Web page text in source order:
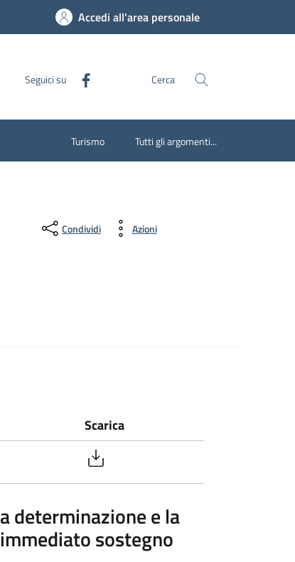
Accedi all'area personale
Seguici su Cerca
Turismo Tutti gli argomenti...
Condividi Azioni
Scarica
determinazione e la
sostegno